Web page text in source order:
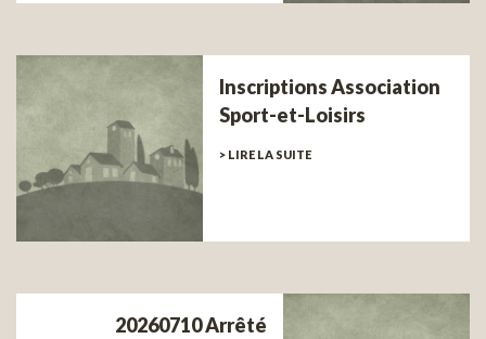
Inscriptions Association
Sport-et-Loisirs
> LIRE LA SUITE
20260710 Arrêté